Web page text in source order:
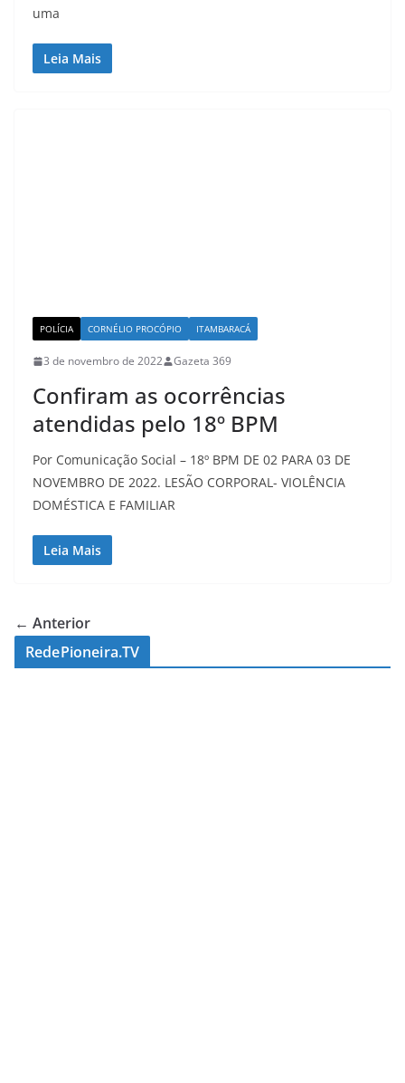
uma
Leia Mais
POLÍCIA CORNÉLIO PROCÓPIO ITAMBARACÁ
3 de novembro de 2022 Gazeta 369
Confiram as ocorrências
atendidas pelo 18º BPM
Por Comunicação Social – 18º BPM DE 02 PARA 03 DE
NOVEMBRO DE 2022. LESÃO CORPORAL- VIOLÊNCIA
DOMÉSTICA E FAMILIAR
Leia Mais
← Anterior
RedePioneira.TV